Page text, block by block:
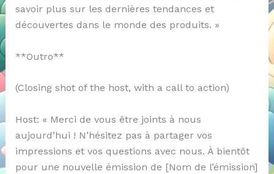
savoir plus sur les dernières tendances et
découvertes dans le monde des produits. »
**Outro**
(Closing shot of the host, with a call to action)
Host: « Merci de vous être joints à nous
aujourd’hui ! N’hésitez pas à partager vos
impressions et vos questions avec nous. À bientôt
pour une nouvelle émission de [Nom de l’émission]